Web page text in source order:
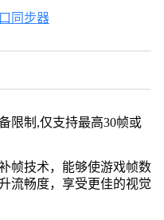
同步器
限制,仅支持最高30帧或
帧技术，能够使游戏帧数
流畅度，享受更佳的视觉